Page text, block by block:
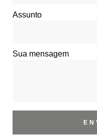
Assunto
Sua mensagem